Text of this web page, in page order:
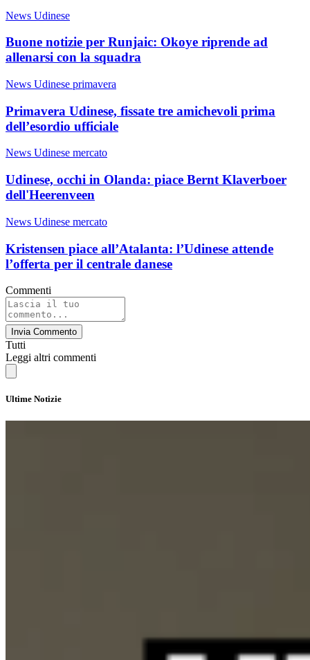
News Udinese
Buone notizie per Runjaic: Okoye riprende ad
allenarsi con la squadra
News Udinese primavera
Primavera Udinese, fissate tre amichevoli prima
dell’esordio ufficiale
News Udinese mercato
Udinese, occhi in Olanda: piace Bernt Klaverboer
dell'Heerenveen
News Udinese mercato
Kristensen piace all’Atalanta: l’Udinese attende
l’offerta per il centrale danese
Commenti
Invia Commento
Tutti
Leggi altri commenti
Ultime Notizie